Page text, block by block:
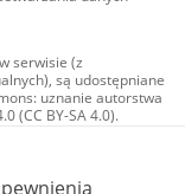
serwisie (z
są udostępniane
uznanie autorstwa
(CC BY-SA 4.0).
zdjęcia, materiały
na licencji typu
użycie
4.0 (CC BY-